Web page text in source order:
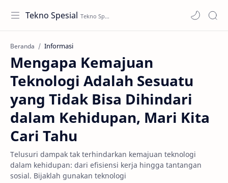
Tekno Spesial
Beranda Informasi
Mengapa Kemajuan
Teknologi Adalah Sesuatu
yang Tidak Bisa Dihindari
dalam Kehidupan, Mari Kita
Cari Tahu
Telusuri dampak tak terhindarkan kemajuan teknologi
dalam kehidupan: dari efisiensi kerja hingga tantangan
sosial. Bijaklah gunakan teknologi